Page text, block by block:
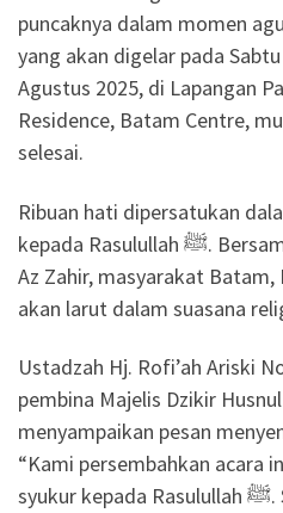
puncaknya dalam momen
yang akan digelar pada
Agustus 2025, di Lapangan
Residence, Batam Centre,
selesai.
Ribuan hati dipersatukan
kepada Rasulullah ﷺ. Bersama grup hadroh ternama,
Az Zahir, masyarakat Batam,
akan larut dalam suasana
Ustadzah Hj. Rofi’ah Ariski
pembina Majelis Dzikir
menyampaikan pesan
“Kami persembahkan acara
syukur kepada Rasulullah ﷺ. Semoga lantunan